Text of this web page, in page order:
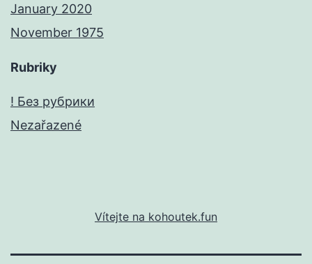
January 2020
November 1975
Rubriky
! Без рубрики
Nezařazené
Vítejte na kohoutek.fun